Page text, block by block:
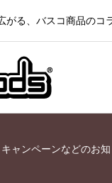
がる、バスコ商品のコ
ャンペーンなどのお